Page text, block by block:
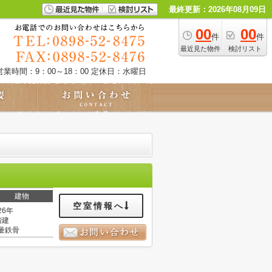
最終更新：2026年08月09日
00件
最近見た物件
00件
検討リスト
業時間：9：00～18：00 定休日：水曜日
建物
年
建
鉄骨
空室情報へ